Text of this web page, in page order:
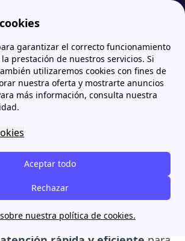
garantizar el correcto funcionamiento
prestación de nuestros servicios. Si
utilizaremos cookies con fines de
nuestra oferta y mostrarte anuncios
más información, consulta nuestra
Aceptar todo
Rechazar
nuestra política de cookies.
EDP Teléfonos de EDP en 2026: atención al cliente y gestiones
de EDP en 2026:
al cliente y
de energía y asistencia al
ayuda con tu contrato,
aquí encontrarás los
disponibles. EDP